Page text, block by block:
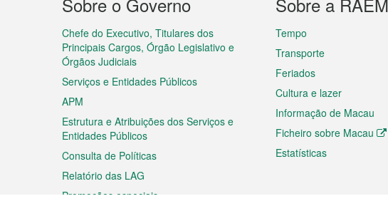
do
rodapé
Chefe do Executivo, Titulares dos
Principais Cargos, Órgão Legislativo e
Órgãos Judiciais
Serviços e Entidades Públicos
APM
Estrutura e Atribuições dos Serviços e
Entidades Públicos
Consulta de Políticas
Relatório das LAG
Promoções especiais
Tempo
Transporte
Feriados
Cultura e lazer
Informação de Macau
Ficheiro sobre Macau
Estatísticas